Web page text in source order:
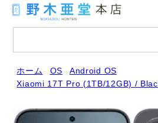
ホーム OS
Android OS
Xiaomi 17T Pro (1TB/12GB) /